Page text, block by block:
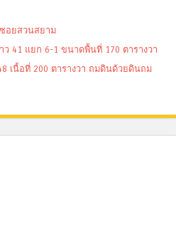
อยสวนสยาม
41 แยก 6-1 ขนาดพื้นที่ 170 ตารางวา
เนื้อที่ 200 ตารางวา ถมดินด้วยดินถม